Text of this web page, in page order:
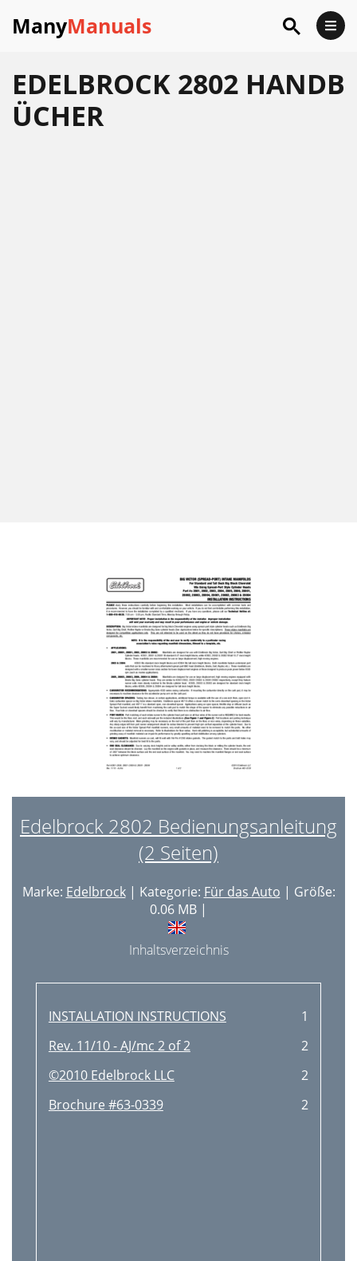
ManyManuals
EDELBROCK 2802 HANDB
ÜCHER
Edelbrock 2802 Bedienungsanleitung
(2 Seiten)
Marke: Edelbrock| Kategorie: Für das Auto | Größe:
0.06 MB |
Inhaltsverzeichnis
INSTALLATION INSTRUCTIONS
1
Rev. 11/10 - AJ/mc 2 of 2
2
©2010 Edelbrock LLC
2
Brochure #63-0339
2